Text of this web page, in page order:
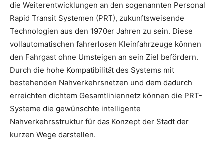
die Weiterentwicklungen an den sogenannten Personal
Rapid Transit Systemen (PRT), zukunftsweisende
Technologien aus den 1970er Jahren zu sein. Diese
vollautomatischen fahrerlosen Kleinfahrzeuge können
den Fahrgast ohne Umsteigen an sein Ziel befördern.
Durch die hohe Kompatibilität des Systems mit
bestehenden Nahverkehrsnetzen und dem dadurch
erreichten dichtem Gesamtliniennetz können die PRT-
Systeme die gewünschte intelligente
Nahverkehrsstruktur für das Konzept der Stadt der
kurzen Wege darstellen.